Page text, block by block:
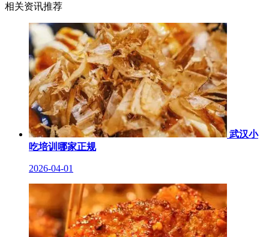
相关资讯推荐
武汉小
吃培训哪家正规
2026-04-01